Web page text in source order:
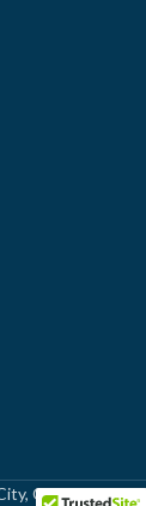
C1428ARG,